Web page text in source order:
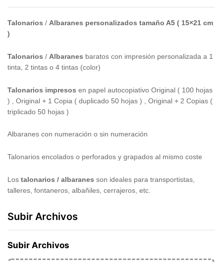
Talonarios / Albaranes personalizados tamaño A5 ( 15×21 cm
)
Talonarios / Albaranes baratos con impresión personalizada a 1
tinta, 2 tintas o 4 tintas (color)
Talonarios impresos en papel autocopiativo Original ( 100 hojas
) , Original + 1 Copia ( duplicado 50 hojas ) , Original + 2 Copias (
triplicado 50 hojas )
Albaranes con numeración o sin numeración
Talonarios encolados o perforados y grapados al mismo coste
Los talonarios / albaranes son ideales para transportistas,
talleres, fontaneros, albañiles, cerrajeros, etc.
Subir Archivos
Subir Archivos